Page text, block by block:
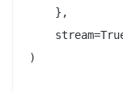
    },
)